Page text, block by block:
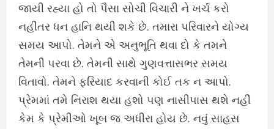
જાયી રહ્યા હો તો પૈસા સોચી વિચારી ને ખર્ચ કરો
નહીંતર ધન હાનિ થયી શકે છે. તમારા પરિવારને યોગ્ય
સમય આપો. તેમને એ અનુભૂતિ થવા દો કે તમને
તેમની પરવા છે. તેમની સાથે ગુણવત્તાસભર સમય
વિતાવો. તેમને ફરિયાદ કરવાની કોઈ તક ન આપો.
પ્રેમમાં તમે નિરાશ થયા હશો પણ નાસીપાસ થશે નહીં
કેમ કે પ્રેમીઓ ખૂબ જ અધીરા હોય છે. નવું સાહસ